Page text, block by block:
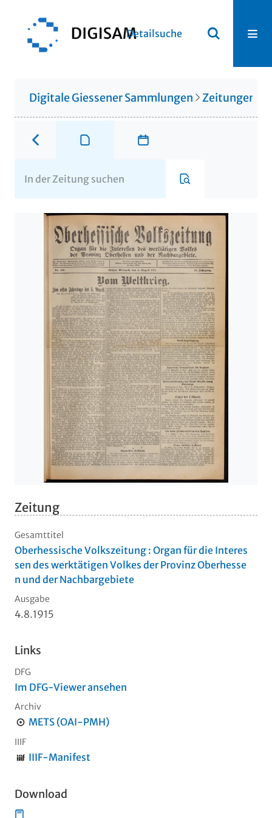
Detailsuche
Digitale Giessener Sammlungen Zeitungen
Zeitung
Gesamttitel
Oberhessische Volkszeitung : Organ für die Interes
sen des werktätigen Volkes der Provinz Oberhesse
n und der Nachbargebiete
Ausgabe
4.8.1915
Links
DFG
Im DFG-Viewer ansehen
Archiv
METS (OAI-PMH)
IIIF
IIIF-Manifest
Download